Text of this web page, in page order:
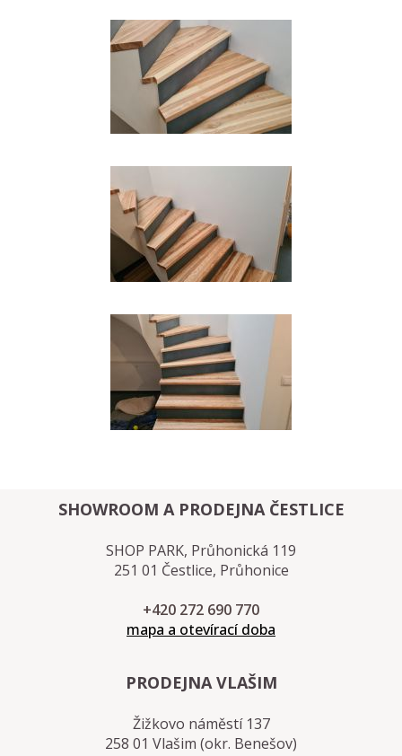
SHOWROOM A PRODEJNA ČESTLICE
SHOP PARK, Průhonická 119
251 01 Čestlice, Průhonice
+420 272 690 770
mapa a otevírací doba
PRODEJNA VLAŠIM
Žižkovo náměstí 137
258 01 Vlašim (okr. Benešov)